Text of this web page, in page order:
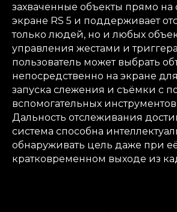
захваченные объекты прямо на
экране RS 5 и поддерживает
только людей, но и любых
управления жестами и
пользователь может выбрать
непосредственно на экране
запуска слежения и съёмки с
вспомогательных
Дальность отслеживания
система способна
обнаруживать цель даже при
кратковременном выходе из